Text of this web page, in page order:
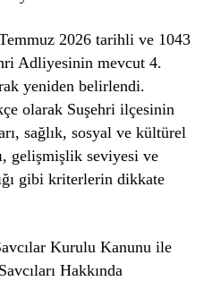
2026 tarihli ve 1043
Adliyesinin mevcut 4.
yeniden belirlendi.
olarak Suşehri ilçesinin
sağlık, sosyal ve kültürel
gelişmişlik seviyesi ve
gibi kriterlerin dikkate
Kurulu Kanunu ile
Hakkında